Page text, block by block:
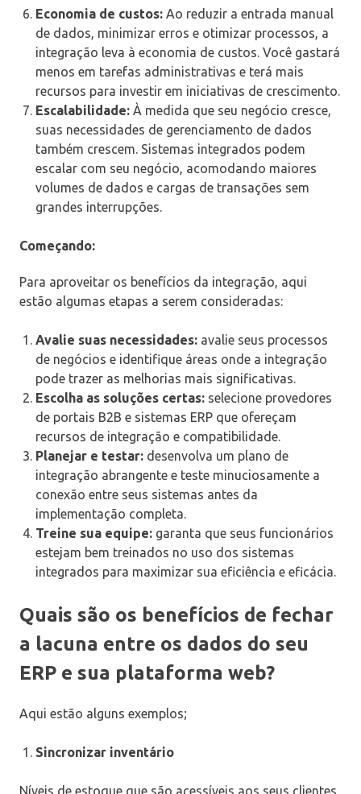
Economia de custos: Ao reduzir a entrada manual
de dados, minimizar erros e otimizar processos, a
integração leva à economia de custos. Você gastará
menos em tarefas administrativas e terá mais
recursos para investir em iniciativas de crescimento.
Escalabilidade: À medida que seu negócio cresce,
suas necessidades de gerenciamento de dados
também crescem. Sistemas integrados podem
escalar com seu negócio, acomodando maiores
volumes de dados e cargas de transações sem
grandes interrupções.
Começando:
Para aproveitar os benefícios da integração, aqui
estão algumas etapas a serem consideradas:
Avalie suas necessidades: avalie seus processos
de negócios e identifique áreas onde a integração
pode trazer as melhorias mais significativas.
Escolha as soluções certas: selecione provedores
de portais B2B e sistemas ERP que ofereçam
recursos de integração e compatibilidade.
Planejar e testar: desenvolva um plano de
integração abrangente e teste minuciosamente a
conexão entre seus sistemas antes da
implementação completa.
Treine sua equipe: garanta que seus funcionários
estejam bem treinados no uso dos sistemas
integrados para maximizar sua eficiência e eficácia.
Quais são os benefícios de fechar
a lacuna entre os dados do seu
ERP e sua plataforma web?
Aqui estão alguns exemplos;
Sincronizar inventário
Níveis de estoque que são acessíveis aos seus clientes,